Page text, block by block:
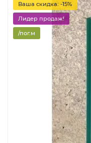
Ваша скидка: -15%
Лидер продаж!
/пог.м